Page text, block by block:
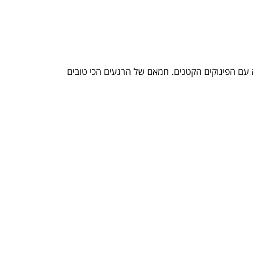
הפינוקים הקטנים. חמאם של הרגעים הכי טובים